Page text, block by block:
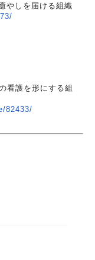
やしを届ける組織
看護を形にする組
82433/